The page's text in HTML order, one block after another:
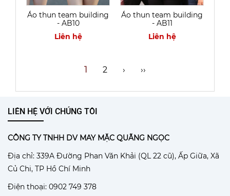
Áo thun team building
- AB10
Liên hệ
Áo thun team building
- AB11
Liên hệ
1 2 › ››
LIÊN HỆ VỚI CHÚNG TÔI
CÔNG TY TNHH DV MAY MẶC QUÃNG NGỌC
Địa chỉ: 339A Đường Phan Văn Khải (QL 22 cũ), Ấp Giữa, Xã
Củ Chi, TP Hồ Chí Minh
Điện thoại: 0902 749 378